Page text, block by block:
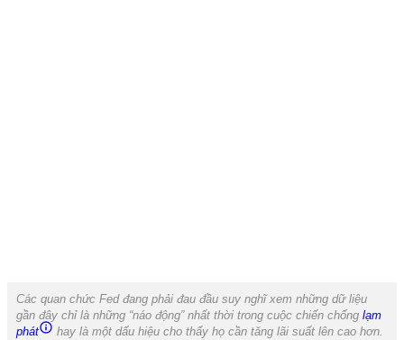
Các quan chức Fed đang phải đau đầu suy nghĩ xem những dữ liệu
gần đây chỉ là những “náo động” nhất thời trong cuộc chiến chống lạm
phát
hay là một dấu hiệu cho thấy họ cần tăng lãi suất lên cao hơn.